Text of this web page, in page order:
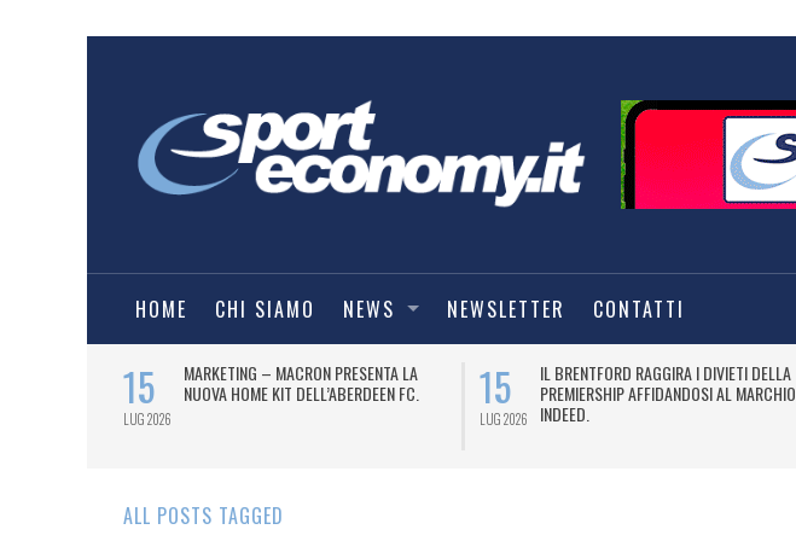
HOME CHI SIAMO NEWS NEWSLETTER CONTATTI
15
LUG 2026
MARKETING – MACRON PRESENTA LA
NUOVA HOME KIT DELL’ABERDEEN FC.
15
LUG 2026
IL BRENTFORD RAGGIRA I DIVIETI DELLA
PREMIERSHIP AFFIDANDOSI AL MARCHIO
INDEED.
ALL POSTS TAGGED